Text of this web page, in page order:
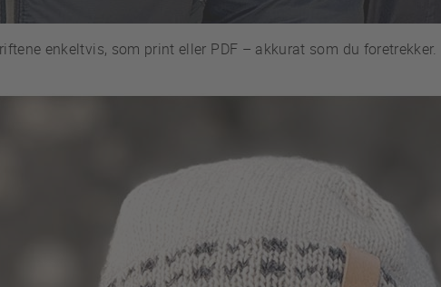
enkeltvis, som print eller PDF – akkurat som du foretrekker.